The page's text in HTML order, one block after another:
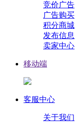
竞价广告
广告购买
积分商城
发布信息
卖家中心
移动端
客服中心
关于我们